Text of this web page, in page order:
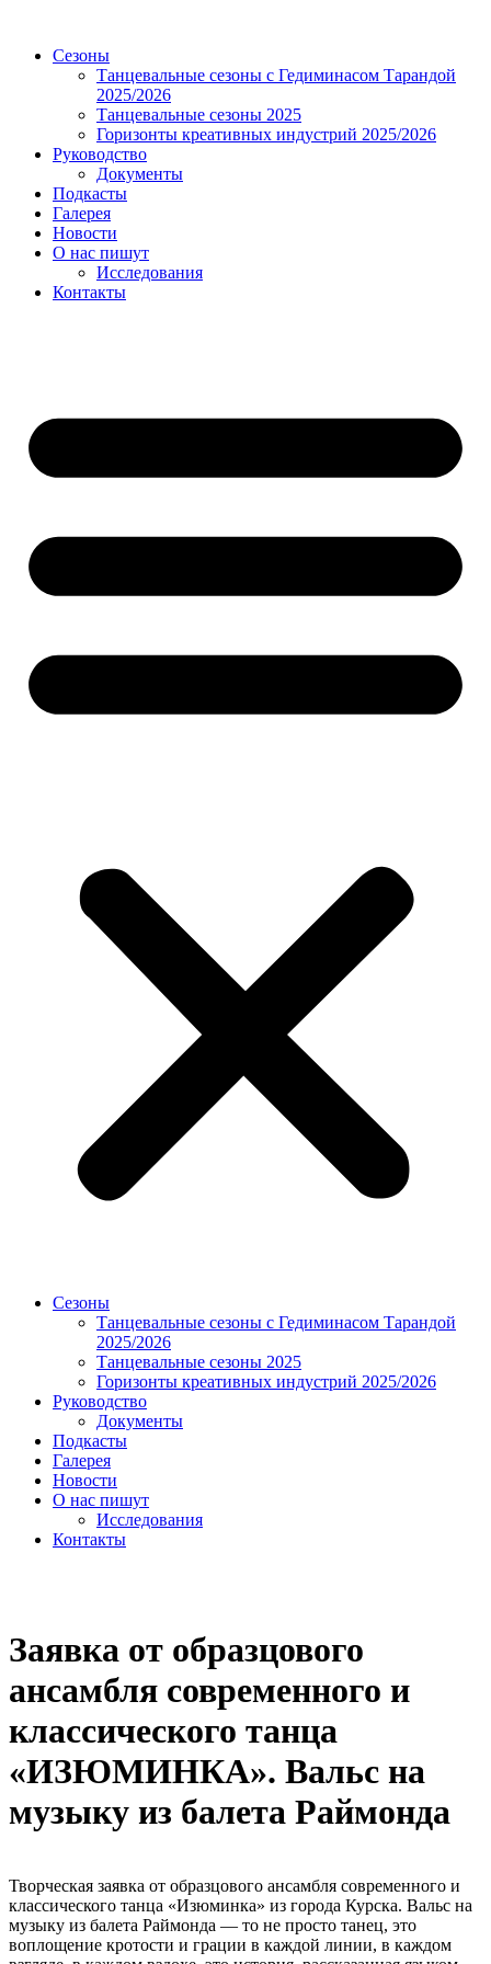
Сезоны
Танцевальные сезоны с Гедиминасом Тарандой
2025/2026
Танцевальные сезоны 2025
Горизонты креативных индустрий 2025/2026
Руководство
Документы
Подкасты
Галерея
Новости
О нас пишут
Исследования
Контакты
Сезоны
Танцевальные сезоны с Гедиминасом Тарандой
2025/2026
Танцевальные сезоны 2025
Горизонты креативных индустрий 2025/2026
Руководство
Документы
Подкасты
Галерея
Новости
О нас пишут
Исследования
Контакты
Заявка от образцового
ансамбля современного и
классического танца
«ИЗЮМИНКА». Вальс на
музыку из балета Раймонда
Творческая заявка от образцового ансамбля современного и
классического танца «Изюминка» из города Курска. Вальс на
музыку из балета Раймонда — то не просто танец, это
воплощение кротости и грации в каждой линии, в каждом